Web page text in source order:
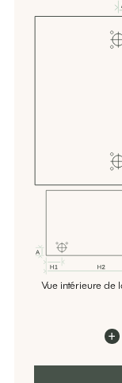
Vue intérieure de